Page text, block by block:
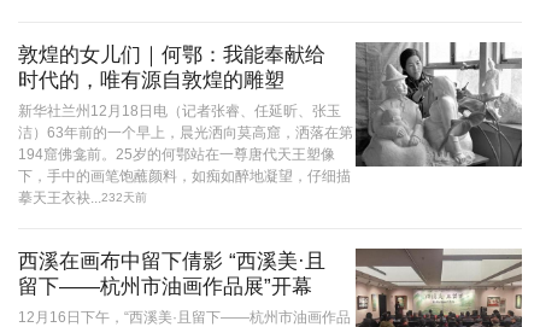
敦煌的女儿们｜何鄂：我能奉献给
时代的，唯有源自敦煌的雕塑
新华社兰州12月18日电（记者张睿、任延昕、张玉
洁）63年前的一个早上，晨光洒向莫高窟，洒落在第
194窟佛龛前。25岁的何鄂站在一尊唐代天王塑像
下，手中的画笔饱蘸颜料，如痴如醉地凝望，仔细描
摹天王衣袂...
232天前
西溪在画布中留下倩影 “西溪美·且
留下——杭州市油画作品展”开幕
12月16日下午，“西溪美·且留下——杭州市油画作品